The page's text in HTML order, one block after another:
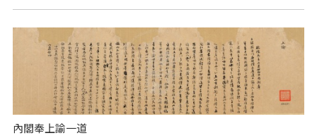
內閣奉上諭一道